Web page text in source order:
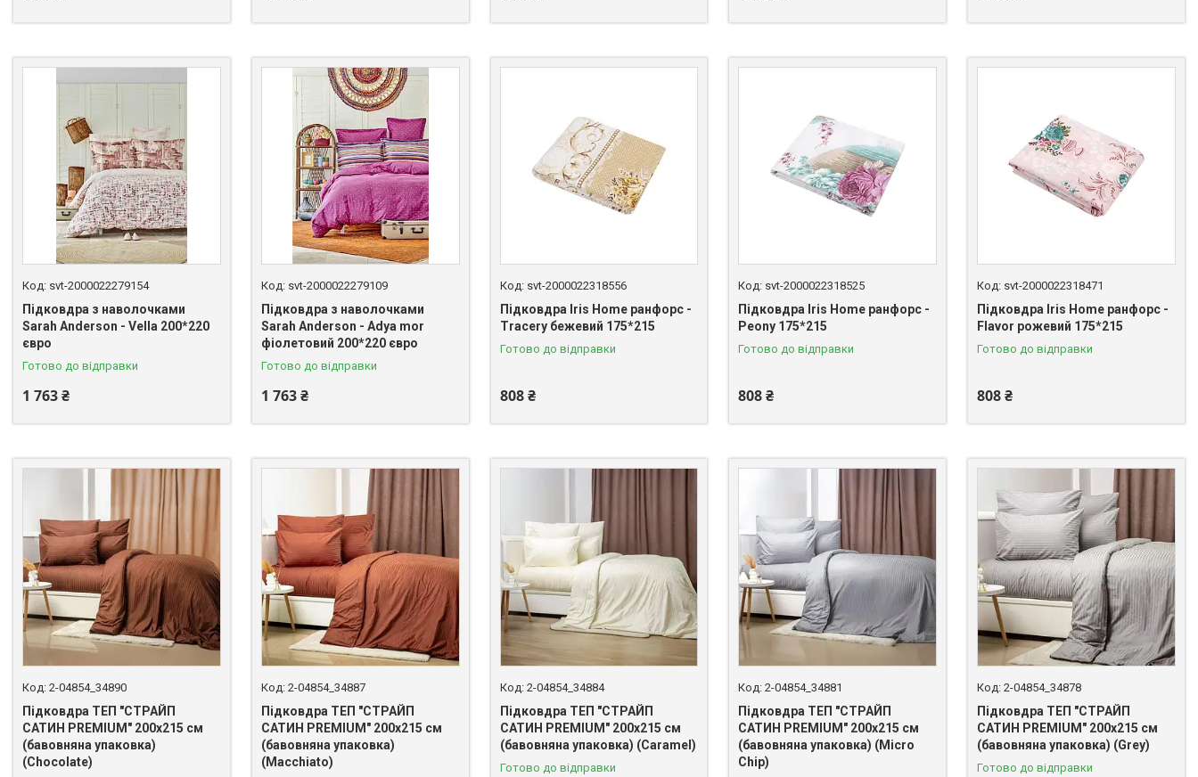
svt-2000022279154
Підковдра з наволочками
Sarah Anderson - Vella 200*220
євро
Готово до відправки
1 763 ₴
svt-2000022279109
Підковдра з наволочками
Sarah Anderson - Adya mor
фіолетовий 200*220 євро
Готово до відправки
1 763 ₴
svt-2000022318556
Підковдра Iris Home ранфорс -
Tracery бежевий 175*215
Готово до відправки
808 ₴
svt-2000022318525
Підковдра Iris Home ранфорс -
Peony 175*215
Готово до відправки
808 ₴
svt-2000022318471
Підковдра Iris Home ранфорс -
Flavor рожевий 175*215
Готово до відправки
808 ₴
2-04854_34890
Підковдра ТЕП "СТРАЙП
САТИН PREMIUM" 200х215 см
(бавовняна упаковка)
(Chocolate)
2-04854_34887
Підковдра ТЕП "СТРАЙП
САТИН PREMIUM" 200х215 см
(бавовняна упаковка)
(Macchiato)
2-04854_34884
Підковдра ТЕП "СТРАЙП
САТИН PREMIUM" 200х215 см
(бавовняна упаковка) (Caramel)
Готово до відправки
2-04854_34881
Підковдра ТЕП "СТРАЙП
САТИН PREMIUM" 200х215 см
(бавовняна упаковка) (Micro
Chip)
2-04854_34878
Підковдра ТЕП "СТРАЙП
САТИН PREMIUM" 200х215 см
(бавовняна упаковка) (Grey)
Готово до відправки